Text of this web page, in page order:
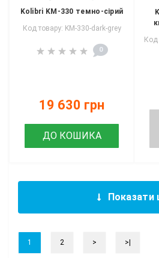
Kolibri KM-330 темно-сірий
Код товару: KM-330-dark-grey
0
19 630 грн
ДО КОШИКА
Код
Показати
1 2 > >|